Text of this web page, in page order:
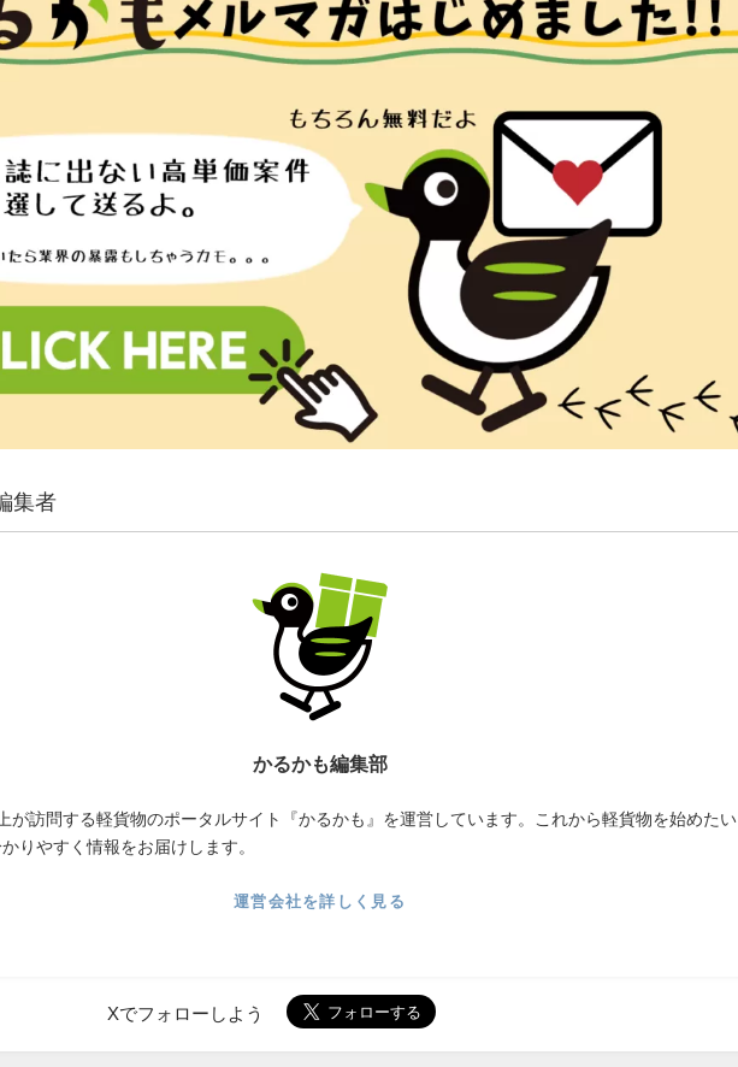
集者
かるかも編集部
が訪問する軽貨物のポータルサイト『かるかも』を運営しています。これから軽貨物を始めたい
りやすく情報をお届けします。
運営会社を詳しく見る
Xでフォローしよう